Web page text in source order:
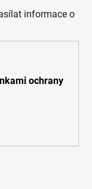
informace o
ochrany